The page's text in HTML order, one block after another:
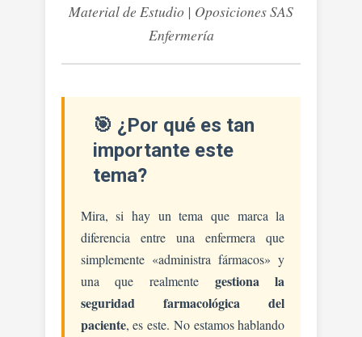
Y
Colaborativa:
Protocolos
Seguimiento
Farmacológico
Individualizado.
Material de Estudio | Oposiciones SAS
Enfermería
🎯 ¿Por qué es tan
importante este
tema?
Mira, si hay un tema que marca la
diferencia entre una enfermera que
simplemente «administra fármacos» y
una que realmente gestiona la
seguridad farmacológica del
paciente, es este. No estamos hablando